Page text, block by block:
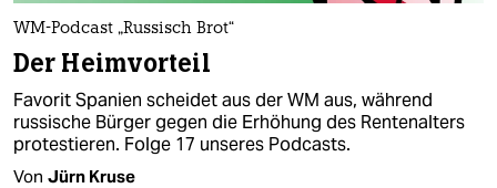
WM-Podcast „Russisch Brot“
Der Heimvorteil
Favorit Spanien scheidet aus der WM aus, während
russische Bürger gegen die Erhöhung des Rentenalters
protestieren. Folge 17 unseres Podcasts.
Von Jürn Kruse